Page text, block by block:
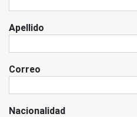
Apellido
Correo
Nacionalidad